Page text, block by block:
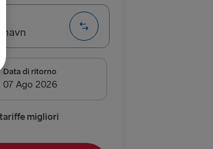
Data di ritorno
migliori